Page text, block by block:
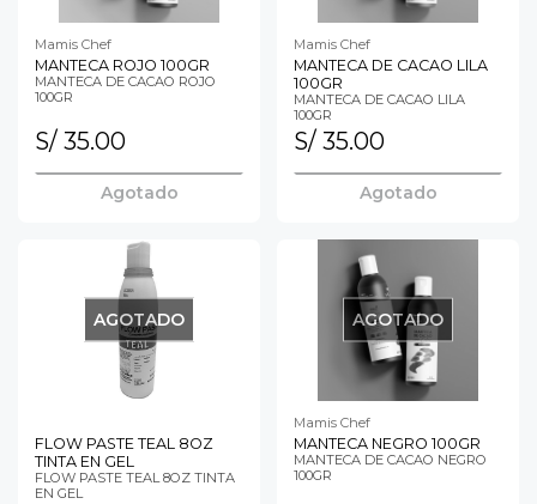
Mamis Chef
MANTECA ROJO 100GR
MANTECA DE CACAO ROJO
100GR
S/ 35.00
Agotado
Mamis Chef
MANTECA DE CACAO LILA
100GR
MANTECA DE CACAO LILA
100GR
S/ 35.00
Agotado
AGOTADO
FLOW PASTE TEAL 8OZ
TINTA EN GEL
FLOW PASTE TEAL 8OZ TINTA
EN GEL
AGOTADO
Mamis Chef
MANTECA NEGRO 100GR
MANTECA DE CACAO NEGRO
100GR